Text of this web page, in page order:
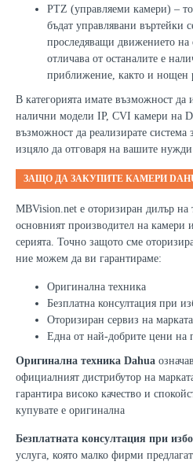
PTZ (управляеми камери) –
бъдат управлявани въртейки
проследяващи движението на
отличава от останалите е
приближение, както и нощен
В категорията имате възможност да
налични модели IP, CVI камери на
възможност да реализирате система
изцяло да отговаря на вашите
ЗАЩО ДА ЗАКУПИТЕ КАМЕРИ
MBVision.net е оторизиран дилър на
основният производител на камери
серията. Точно защото сме
ние можем да ви гарантираме:
Оригинална техника
Безплатна консултация при
Оторизиран сервиз на марката
Една от най-добрите цени на
Оригинална техника Dahua
официалният дистрибутор на
гарантира високо качество и
купувате е оригинална
Безплатната консултация при
услуга, която малко фирми